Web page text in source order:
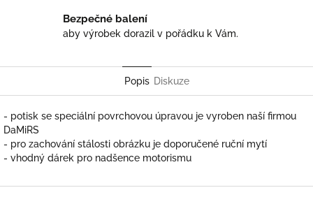
Bezpečné balení
aby výrobek dorazil v pořádku k Vám.
Popis Diskuze
- potisk se speciální povrchovou úpravou je vyroben naší firmou
DaMiRS
- pro zachování stálosti obrázku je doporučené ruční mytí
- vhodný dárek pro nadšence motorismu